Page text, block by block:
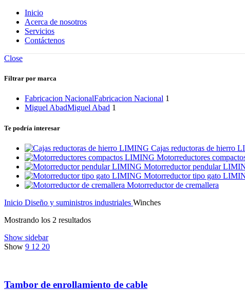
Inicio
Acerca de nosotros
Servicios
Contáctenos
Close
Filtrar por marca
Fabricacion NacionalFabricacion Nacional 1
Miguel AbadMiguel Abad 1
Te podría interesar
Cajas reductoras de hierro
Motorreductores
Motorreductor pendular
Motorreductor tipo gato
Motorreductor de cremallera
Inicio Diseño y suministros industriales Winches
Mostrando los 2 resultados
Show sidebar
Show 9 12 20
Tambor de enrollamiento de cable